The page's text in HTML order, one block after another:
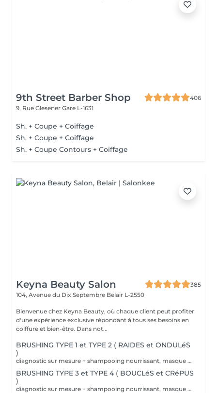
9th Street Barber Shop
406
9, Rue Glesener Gare L-1631
Sh. + Coupe + Coiffage
Sh. + Coupe + Coiffage
Sh. + Coupe Contours + Coiffage
Keyna Beauty Salon
385
104, Avenue du Dix Septembre Belair L-2550
Bienvenue chez Keyna Beauty, où chaque client peut profiter
d'une expérience exclusive répondant à tous ses besoins en
coiffure et bien-être. Dans not...
BRUSHING TYPE 1 et TYPE 2 ( RAIDES et ONDULéS
)
diagnostic sur mesure + shampooing nourrissant, masque hydratant ,coiffage sérum et fixation finale. Important: cheveux sans tresse ni noeuds à l'arrivée; tout noeuds ou tressage entraîne l'annulation et 50% de la prestation est retenu. Toute arrivée retardée de 15-30 minutes ou plus entraînera l'annulation automatique du rendez-vous.
BRUSHING TYPE 3 et TYPE 4 ( BOUCLéS et CRéPUS
)
diagnostic sur mesure + shampooing nourrissant, masque hydratant ,coiffage sérum et fixation finale. Important: cheveux sans tresse ni noeuds à l'arrivée; tout noeuds ou tressage entraîne l'annulation et 50% de la prestation est retenu. Toute arrivée retardée de 15-30 minutes ou plus entraînera l'annulation automatique du rendez-vous.